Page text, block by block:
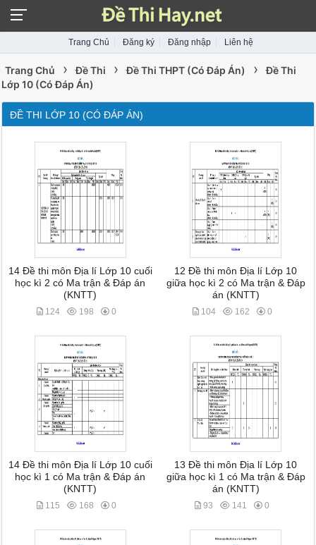
Trang Chủ Đăng ký Đăng nhập Liên hệ
Trang Chủ › Đề Thi › Đề Thi THPT (Có Đáp Án) ›
Đề Thi
Lớp 10 (Có Đáp Án)
ĐỀ THI LỚP 10 (CÓ ĐÁP ÁN)
14 Đề thi môn Địa lí Lớp 10 cuối
học kì 2 có Ma trận & Đáp án
(KNTT)
124 198 0
12 Đề thi môn Địa lí Lớp 10
giữa học kì 2 có Ma trận & Đáp
án (KNTT)
104 162 0
14 Đề thi môn Địa lí Lớp 10 cuối
học kì 1 có Ma trận & Đáp án
(KNTT)
115 168 0
13 Đề thi môn Địa lí Lớp 10
giữa học kì 1 có Ma trận & Đáp
án (KNTT)
93 141 0